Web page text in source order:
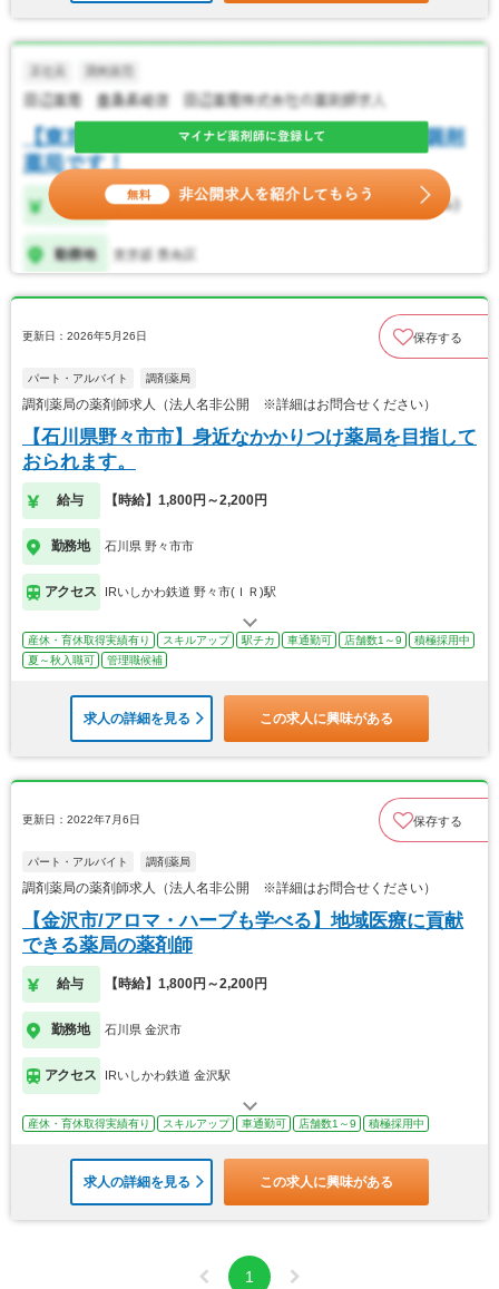
更新日：2026年5月26日 保存する
パート・アルバイト 調剤薬局
調剤薬局の薬剤師求人（法人名非公開 ※詳細はお問合せください）
【石川県野々市市】身近なかかりつけ薬局を目指して
おられます。
給与 【時給】1,800円～2,200円
勤務地 石川県 野々市市
アクセス IRいしかわ鉄道 野々市(ＩＲ)駅
産休・育休取得実績有り スキルアップ 駅チカ 車通勤可 店舗数1～9
積極採用中
夏～秋入職可
管理職候補
求人の詳細を見る この求人に興味がある
更新日：2022年7月6日 保存する
パート・アルバイト 調剤薬局
調剤薬局の薬剤師求人（法人名非公開 ※詳細はお問合せください）
【金沢市/アロマ・ハーブも学べる】地域医療に貢献
できる薬局の薬剤師
給与 【時給】1,800円～2,200円
勤務地 石川県 金沢市
アクセス IRいしかわ鉄道 金沢駅
産休・育休取得実績有り スキルアップ 車通勤可 店舗数1～9 積極採用中
求人の詳細を見る この求人に興味がある
1